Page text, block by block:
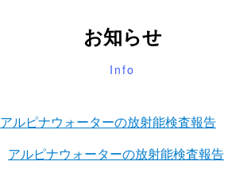
お知らせ
アルピナウォーターの放射能検査報告
アルピナウォーターの放射能検査報告